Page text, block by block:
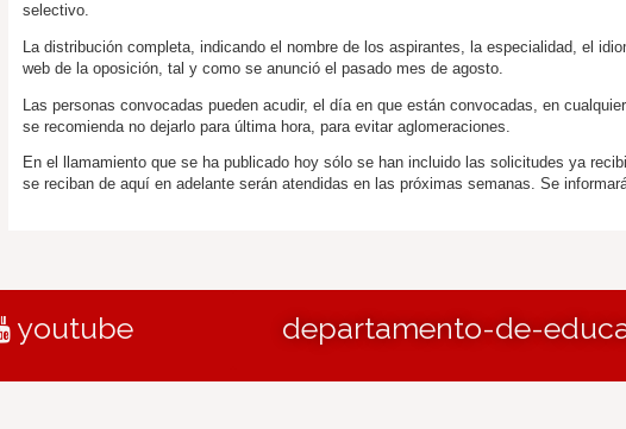
selectivo.
La distribución completa, indicando el nombre de los aspirantes, la especialidad, el
web de la oposición, tal y como se anunció el pasado mes de agosto.
Las personas convocadas pueden acudir, el día en que están convocadas, en
se recomienda no dejarlo para última hora, para evitar aglomeraciones.
En el llamamiento que se ha publicado hoy sólo se han incluido las solicitudes ya
se reciban de aquí en adelante serán atendidas en las próximas semanas. Se
youtube departamento-de-